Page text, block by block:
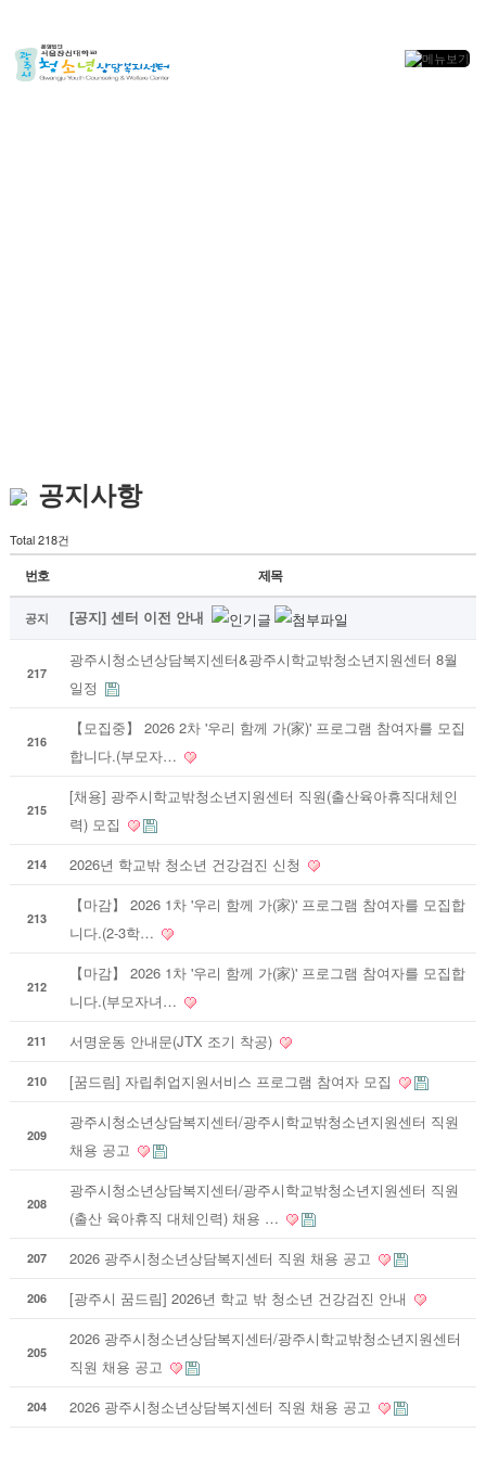
공지사항
Total 218건
번호 제목
공지 [공지] 센터 이전 안내
217
광주시청소년상담복지센터&광주시학교밖청소년지원센터 8월
일정
216
【모집중】 2026 2차 '우리 함께 가(家)' 프로그램 참여자를 모집
합니다.(부모자…
215
[채용] 광주시학교밖청소년지원센터 직원(출산육아휴직대체인
력) 모집
214 2026년 학교밖 청소년 건강검진 신청
213
【마감】 2026 1차 '우리 함께 가(家)' 프로그램 참여자를 모집합
니다.(2-3학…
212
【마감】 2026 1차 '우리 함께 가(家)' 프로그램 참여자를 모집합
니다.(부모자녀…
211 서명운동 안내문(JTX 조기 착공)
210 [꿈드림] 자립취업지원서비스 프로그램 참여자 모집
209
광주시청소년상담복지센터/광주시학교밖청소년지원센터 직원
채용 공고
208
광주시청소년상담복지센터/광주시학교밖청소년지원센터 직원
(출산 육아휴직 대체인력) 채용 …
207 2026 광주시청소년상담복지센터 직원 채용 공고
206 [광주시 꿈드림] 2026년 학교 밖 청소년 건강검진 안내
205
2026 광주시청소년상담복지센터/광주시학교밖청소년지원센터
직원 채용 공고
204 2026 광주시청소년상담복지센터 직원 채용 공고